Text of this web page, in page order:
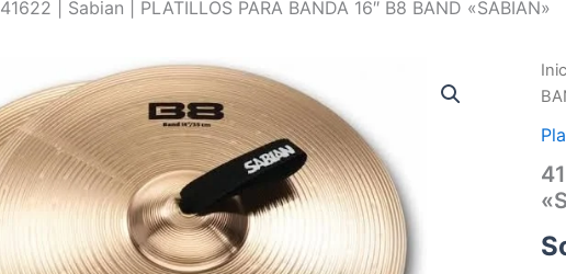
41622 | Sabian | PLATILLOS PARA BANDA 16″ B8 BAND «SABIAN»
|
|
B8